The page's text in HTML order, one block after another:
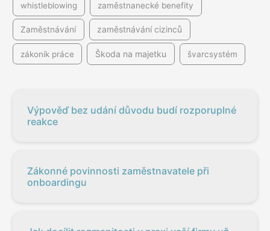
whistleblowing zaměstnanecké benefity
Zaměstnávání zaměstnávání cizinců
zákoník práce Škoda na majetku švarcsystém
Výpověď bez udání důvodu budí rozporuplné
reakce
Zákonné povinnosti zaměstnavatele při
onboardingu